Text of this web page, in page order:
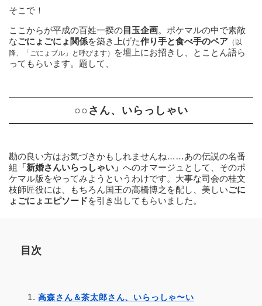
そこで！
ここからが平成の百姓一揆の目玉企画。ポケマルの中で素敵
なごにょごにょ関係を築き上げた作り手と食べ手のペア （以
降、「ごにょブル」と呼びます）
を壇上にお招きし、とことん語ら
ってもらいます。題して、
○○さん、いらっしゃい
勘の良い方はお気づきかもしれませんね……あの伝説の名番
組
「新婚さんいらっしゃい」 へのオマージュとして、そのポ
ケマル版をやってみようというわけです。大事な司会の桂文
枝師匠役には、もちろん国王の高橋博之を配し、美しいごに
ょごにょエピソードを引き出してもらいました。
目次
高森さん＆茶太郎さん、いらっしゃ〜い